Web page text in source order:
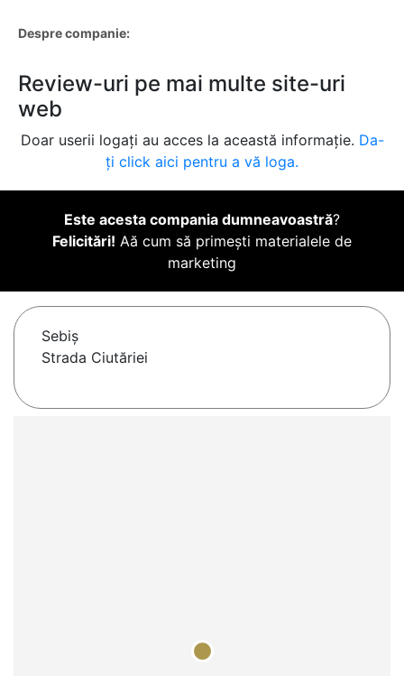
Despre companie:
Review-uri pe mai multe site-uri
web
Doar userii logați au acces la această informație. Da-
ți click aici pentru a vă loga.
Este acesta compania dumneavoastră?
Felicitări! Aă cum să primești materialele de
marketing
Sebiş
Strada Ciutăriei